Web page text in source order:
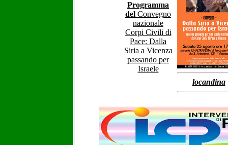
Programma
del Convegno
nazionale
Corpi Civili di
Pace: Dalla
Siria a Vicenza
passando per
Israele
locandina